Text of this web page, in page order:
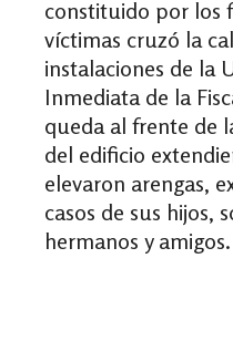
constituido por los
víctimas cruzó la
instalaciones de la
Inmediata de la
queda al frente de
del edificio
elevaron arengas,
casos de sus hijos,
hermanos y amigos.